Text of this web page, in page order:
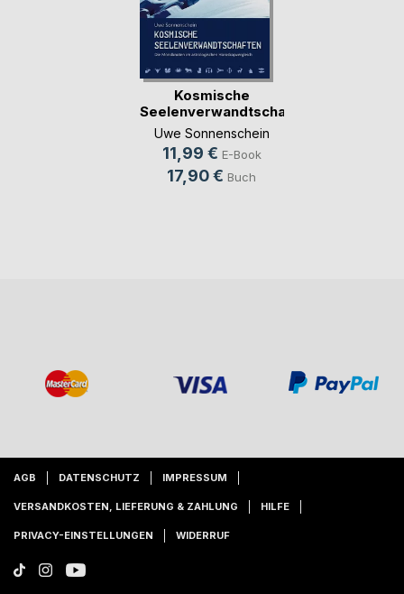
Kosmische
Seelenverwandtschaften
Uwe Sonnenschein
11,99 € E-Book
17,90 € Buch
AGB DATENSCHUTZ IMPRESSUM
VERSANDKOSTEN, LIEFERUNG & ZAHLUNG HILFE
PRIVACY-EINSTELLUNGEN WIDERRUF